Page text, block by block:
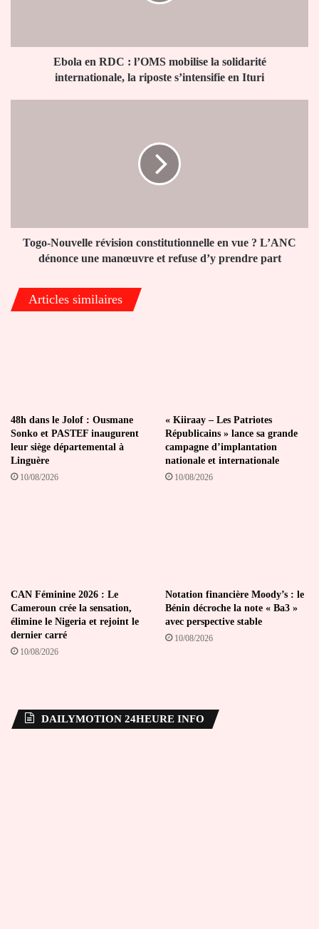
internationale,
Ebola en RDC : l’OMS mobilise la solidarité
internationale, la riposte s’intensifie en Ituri
dénonce
une
manœuvre
refuse
d’y
Togo-Nouvelle révision constitutionnelle en vue ? L’ANC
dénonce une manœuvre et refuse d’y prendre part
Articles similaires
48h dans le Jolof : Ousmane
Sonko et PASTEF inaugurent
leur siège départemental à
Linguère
10/08/2026
« Kiiraay – Les Patriotes
Républicains » lance sa grande
campagne d’implantation
nationale et internationale
10/08/2026
CAN Féminine 2026 : Le
Cameroun crée la sensation,
élimine le Nigeria et rejoint le
dernier carré
10/08/2026
Notation financière Moody’s : le
Bénin décroche la note « Ba3 »
avec perspective stable
10/08/2026
DAILYMOTION 24HEURE INFO